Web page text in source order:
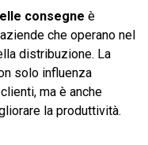
consegne è
che operano nel
distribuzione. La
solo influenza
ma è anche
la produttività.